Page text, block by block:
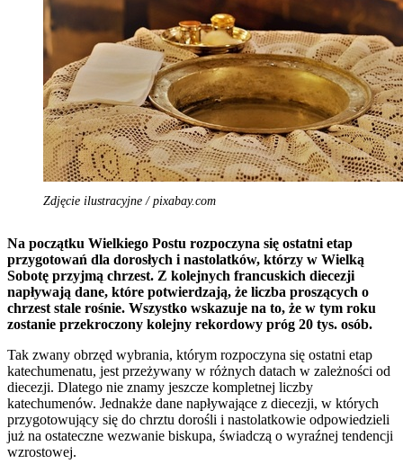
Zdjęcie ilustracyjne / pixabay.com
Na początku Wielkiego Postu rozpoczyna się ostatni etap
przygotowań dla dorosłych i nastolatków, którzy w Wielką
Sobotę przyjmą chrzest. Z kolejnych francuskich diecezji
napływają dane, które potwierdzają, że liczba proszących o
chrzest stale rośnie. Wszystko wskazuje na to, że w tym roku
zostanie przekroczony kolejny rekordowy próg 20 tys. osób.
Tak zwany obrzęd wybrania, którym rozpoczyna się ostatni etap
katechumenatu, jest przeżywany w różnych datach w zależności od
diecezji. Dlatego nie znamy jeszcze kompletnej liczby
katechumenów. Jednakże dane napływające z diecezji, w których
przygotowujący się do chrztu dorośli i nastolatkowie odpowiedzieli
już na ostateczne wezwanie biskupa, świadczą o wyraźnej tendencji
wzrostowej.